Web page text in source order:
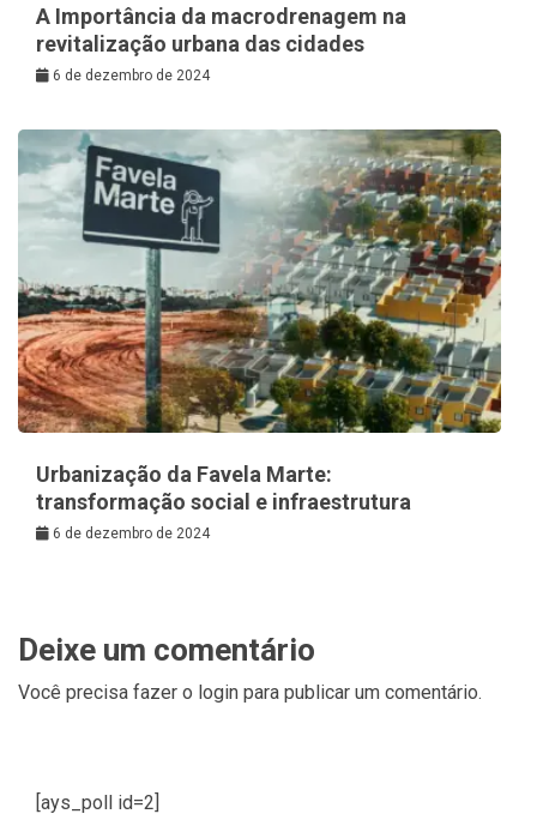
A Importância da macrodrenagem na
revitalização urbana das cidades
6 de dezembro de 2024
Urbanização da Favela Marte:
transformação social e infraestrutura
6 de dezembro de 2024
Deixe um comentário
Você precisa fazer o login para publicar um comentário.
[ays_poll id=2]